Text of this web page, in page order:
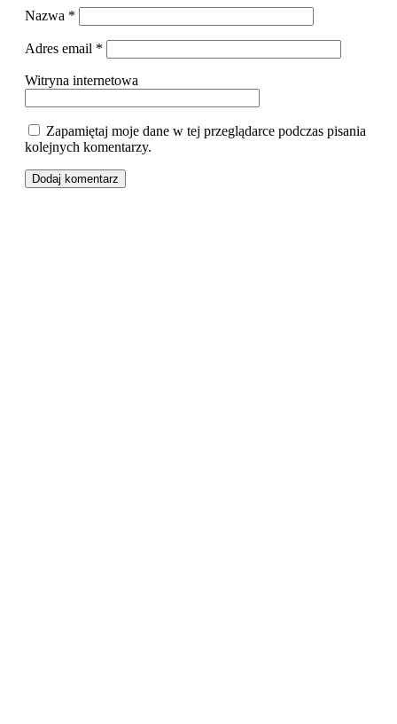
Nazwa *
Adres email *
Witryna internetowa
Zapamiętaj moje dane w tej przeglądarce podczas pisania
kolejnych komentarzy.